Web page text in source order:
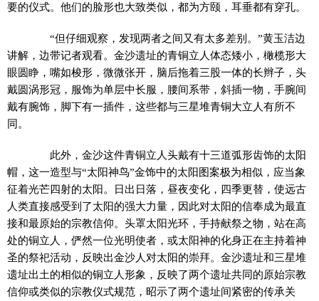
要的仪式。他们的脸形也大致类似，都为方颐，耳垂都有穿孔。
“但仔细观察，发现两者之间又有太多差别。”黄玉洁边
讲解，边带记者观看。金沙遗址的青铜立人体态矮小，橄榄形大
眼圆睁，嘴如梭形，微微张开，脑后拖着三股一体的长辫子，头
戴圆涡形冠，服饰为单层中长服，腰间系带，斜插一物，手腕间
戴有腕饰，脚下有一插件，这些都与三星堆青铜大立人有所不
同。
此外，金沙这件青铜立人头戴有十三道弧形齿饰的太阳
帽，这一造型与“太阳神鸟”金饰中的太阳图案极为相似，应当象
征着光芒四射的太阳。日出日落，昼夜变化，四季更替，使远古
人类直接感受到了太阳的强大力量，因此对太阳的信奉成为最直
接和最原始的宗教信仰。头罩太阳光环，手持献祭之物，站在高
处的铜立人，俨然一位光明使者，或太阳神的化身正在主持着神
圣的祭祀活动，反映出金沙人对太阳的崇拜。金沙遗址和三星堆
遗址出土的相似的铜立人形象，反映了两个遗址共同的原始宗教
信仰或类似的宗教仪式规范，昭示了两个遗址间紧密的传承关